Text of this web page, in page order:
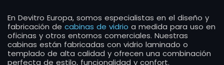
En Devitro Europa, somos especialistas en el diseño y
fabricación de cabinas de vidrio a medida para uso en
oficinas y otros entornos comerciales. Nuestras
cabinas están fabricadas con vidrio laminado o
templado de alta calidad y ofrecen una combinación
perfecta de estilo, funcionalidad y confort.